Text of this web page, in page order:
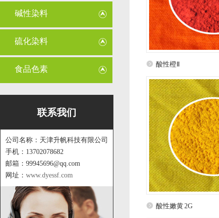
碱性染料
硫化染料
食品色素
联系我们
公司名称：天津升帆科技有限公司
手机：13702078682
邮箱：99945696@qq.com
网址： www.dyessf.com
酸性橙Ⅱ
酸性嫩黄 2G